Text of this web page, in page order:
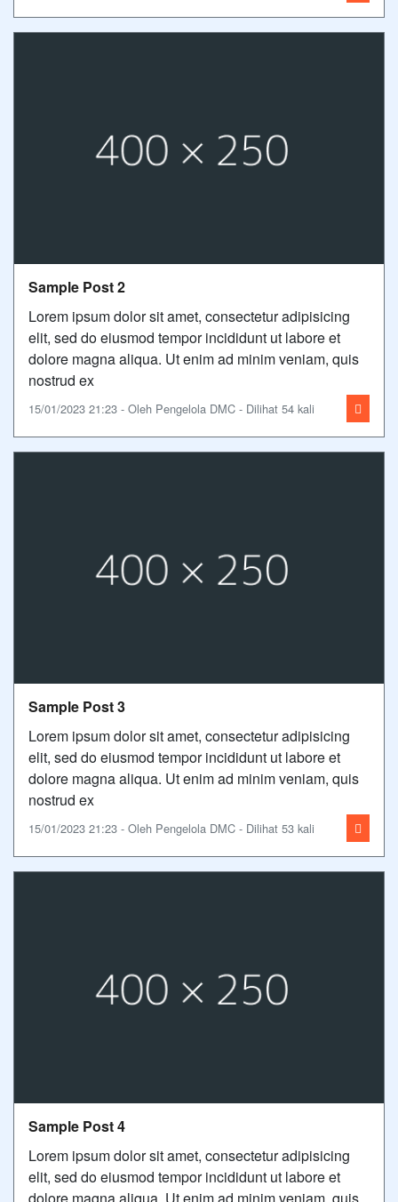
Sample Post 2
Lorem ipsum dolor sit amet, consectetur adipisicing
elit, sed do eiusmod tempor incididunt ut labore et
dolore magna aliqua. Ut enim ad minim veniam, quis
nostrud ex
15/01/2023 21:23 - Oleh Pengelola DMC - Dilihat 54 kali
Sample Post 3
Lorem ipsum dolor sit amet, consectetur adipisicing
elit, sed do eiusmod tempor incididunt ut labore et
dolore magna aliqua. Ut enim ad minim veniam, quis
nostrud ex
15/01/2023 21:23 - Oleh Pengelola DMC - Dilihat 53 kali
Sample Post 4
Lorem ipsum dolor sit amet, consectetur adipisicing
elit, sed do eiusmod tempor incididunt ut labore et